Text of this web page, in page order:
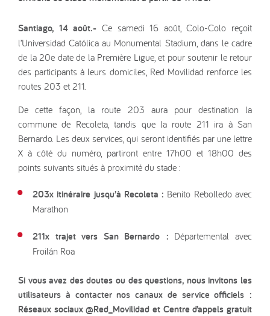
Santiago, 14 août.- Ce samedi 16 août, Colo-Colo reçoit
l’Universidad Católica au Monumental Stadium, dans le cadre
de la 20e date de la Première Ligue, et pour soutenir le retour
des participants à leurs domiciles, Red Movilidad renforce les
routes 203 et 211.
De cette façon, la route 203 aura pour destination la
commune de Recoleta, tandis que la route 211 ira à San
Bernardo. Les deux services, qui seront identifiés par une lettre
X à côté du numéro, partiront entre 17h00 et 18h00 des
points suivants situés à proximité du stade :
203x itinéraire jusqu’à Recoleta : Benito Rebolledo avec
Marathon
211x trajet vers San Bernardo : Départemental avec
Froilán Roa
Si vous avez des doutes ou des questions, nous invitons les
utilisateurs à contacter nos canaux de service officiels :
Réseaux sociaux @Red_Movilidad et Centre d’appels gratuit